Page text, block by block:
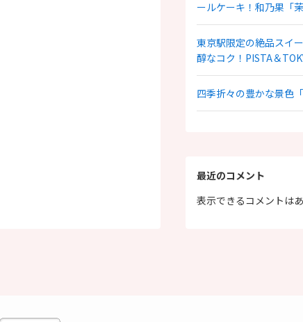
ールケーキ！和乃果「茉
東京駅限定の絶品スイ
醇なコク！PISTA＆
四季折々の豊かな景色
最近のコメント
表示できるコメントはあ